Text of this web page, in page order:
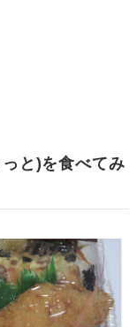
と)を食べてみ